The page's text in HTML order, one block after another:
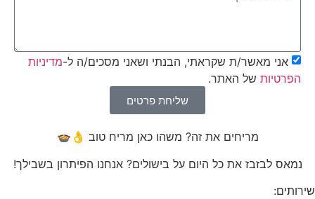
אני מאשר/ת שקראתי, הבנתי ושאני מסכים/ה ל-מדיניות
הפרטיות של האתר.
שליחת פרטים
מריחים את זה? משהו כאן מריח טוב 👌🍲
נמאס לבזבז את כל היום על בישולים? אנחנו הפיתרון בשבילך!
שירותים: